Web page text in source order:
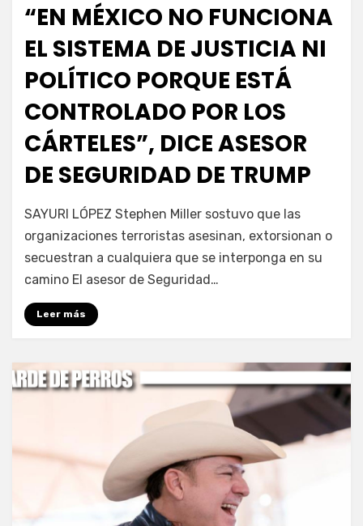
“EN MÉXICO NO FUNCIONA
EL SISTEMA DE JUSTICIA NI
POLÍTICO PORQUE ESTÁ
CONTROLADO POR LOS
CÁRTELES”, DICE ASESOR
DE SEGURIDAD DE TRUMP
porFernando Miranda Servín
SAYURI LÓPEZ Stephen Miller sostuvo que las
organizaciones terroristas asesinan, extorsionan o
secuestran a cualquiera que se interponga en su
camino El asesor de Seguridad…
Leer más